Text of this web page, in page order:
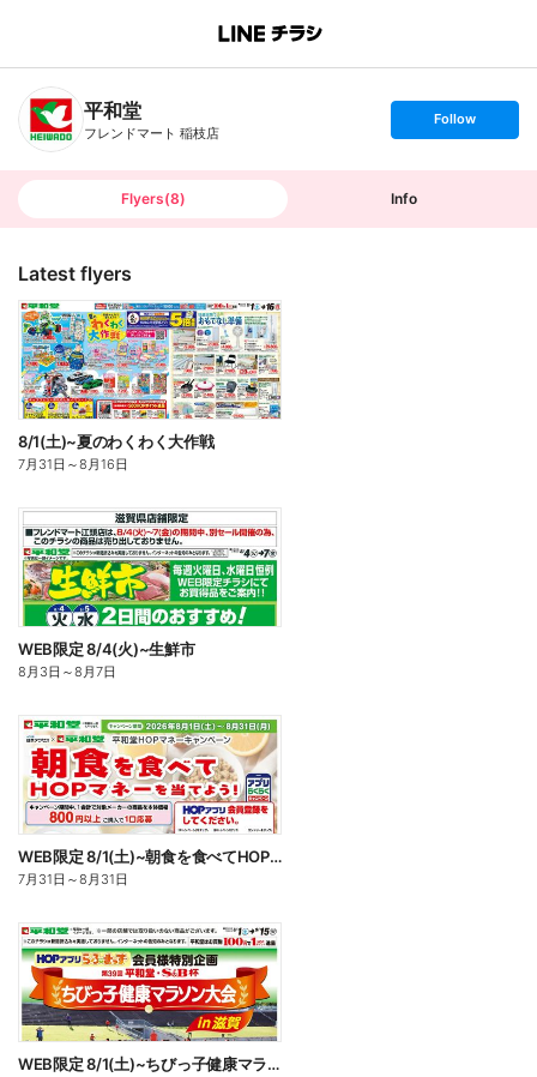
B
n
T
平和堂
フレンドマート 稲枝店
s
t
o
Follow
Flyers(8) Info
Latest flyers
8/1(土)~夏のわくわく大作戦
7月31日 ～8月16日
WEB限定 8/4(火)~生鮮市
8月3日 ～8月7日
WEB限定 8/1(土)~朝食を食べてHOPマネーを当てよう
7月31日 ～8月31日
WEB限定 8/1(土)~ちびっ子健康マラソン大会